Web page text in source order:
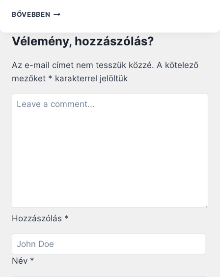
BŐVEBBEN NAPI
FEGYVEREI
GONOSZ
ELLEN
Vélemény, hozzászólás?
Az e-mail címet nem tesszük közzé. A kötelező
mezőket * karakterrel jelöltük
Hozzászólás *
Név *